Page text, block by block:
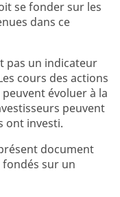
se fonder sur les
dans ce
pas un indicateur
cours des actions
évoluer à la
peuvent
ont investi.
document
sur un